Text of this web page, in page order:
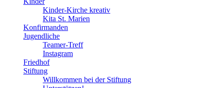
Kinder-Kirche kreativ
Kita St. Marien
Konfirmanden
Jugendliche
Teamer-Treff
Instagram
Friedhof
Stiftung
Willkommen bei der Stiftung